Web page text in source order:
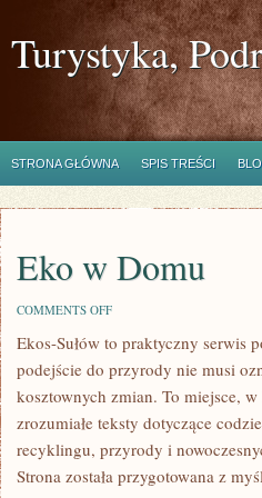
Turystyka,
STRONA GŁÓWNA SPIS TREŚCI
Eko w Domu
COMMENTS OFFON
W
Ekos-Sułów to praktyczny serwis
podejście do przyrody nie musi
kosztownych zmian. To miejsce,
zrozumiałe teksty dotyczące
recyklingu, przyrody i
Strona została przygotowana z